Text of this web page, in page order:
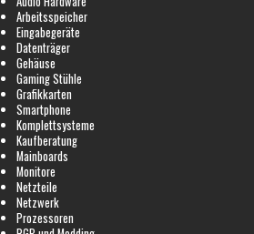
Arbeitsspeicher
Eingabegeräte
Datenträger
Gehäuse
Gaming Stühle
Grafikkarten
Smartphone
Komplettsysteme
Kaufberatung
Mainboards
Monitore
Netzteile
Netzwerk
Prozessoren